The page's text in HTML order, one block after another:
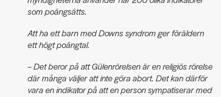
som poängsätts.
Att ha ett barn med Downs syndrom ger föräldern
ett högt poängtal.
– Det beror på att Gülenrörelsen är en religiös rörelse
där många väljer att inte göra abort. Det kan därför
vara en indikator på att en person sympatiserar med